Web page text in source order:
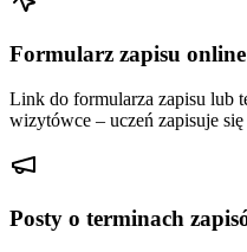
Formularz zapisu online
Link do formularza zapisu lub
wizytówce – uczeń zapisuje
Posty o terminach